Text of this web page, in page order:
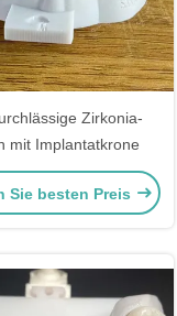
Zirkonia-
mit Implantatkrone
Sie besten Preis